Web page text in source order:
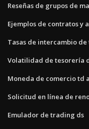
Reseñas de grupos de
Ejemplos de contratos y
Tasas de intercambio
Volatilidad de tesorería
Moneda de comercio td
Solicitud en línea de
Emulador de trading ds